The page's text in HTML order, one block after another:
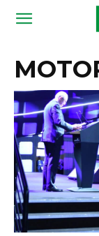
Magazyn